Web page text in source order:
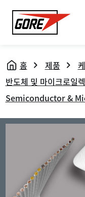
Gore
홈 제품
반도체 및 마이크로일
Semiconductor &